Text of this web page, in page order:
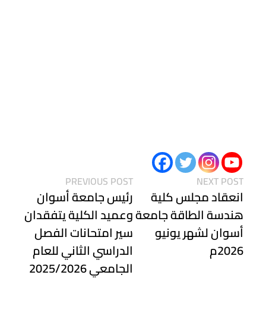
PREVIOUS POST
رئيس جامعة أسوان
وعميد الكلية يتفقدان
سير امتحانات الفصل
الدراسي الثاني للعام
الجامعي 2025/2026
NEXT POST
انعقاد مجلس كلية
هندسة الطاقة جامعة
أسوان لشهر يونيو
2026م